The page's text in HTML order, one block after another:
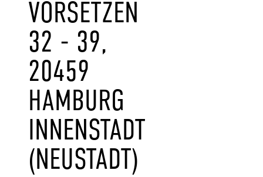
VORSETZEN
32 - 39,
20459
HAMBURG
INNENSTADT
(NEUSTADT)